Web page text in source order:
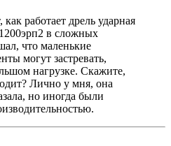
работает дрель ударная
в сложных
что маленькие
могут застревать,
нагрузке. Скажите,
Лично у мня, она
но иногда были